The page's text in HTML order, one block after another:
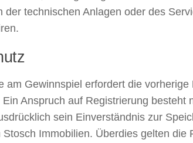
der technischen Anlagen oder des
am Gewinnspiel erfordert die
Anspruch auf Registrierung besteht
sein Einverständnis zur
Stosch Immobilien. Überdies gelten